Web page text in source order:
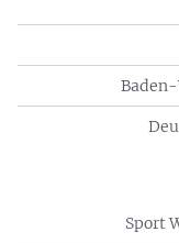
Sport